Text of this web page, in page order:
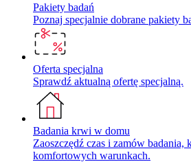
Pakiety badań
Poznaj specjalnie dobrane pakiety
Oferta specjalna
Sprawdź aktualną ofertę specjalną.
Badania krwi w domu
Zaoszczędź czas i zamów badania,
komfortowych warunkach.